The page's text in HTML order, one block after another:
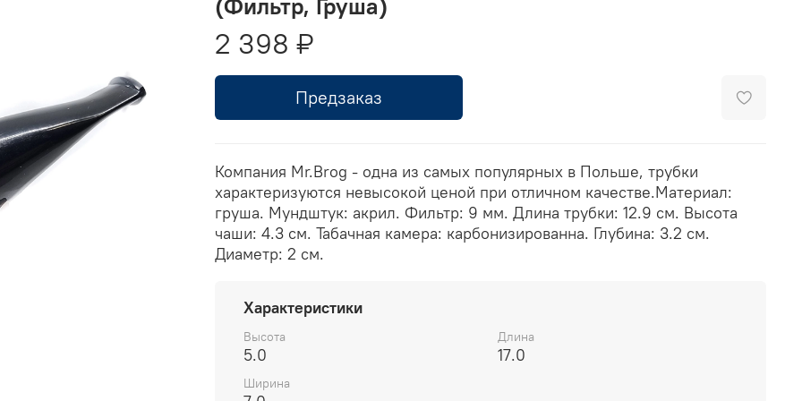
(Фильтр, Груша)
2 398 ₽
Предзаказ
Компания Mr.Brog - одна из самых популярных в Польше, трубки
характеризуются невысокой ценой при отличном качестве.Материал:
груша. Мундштук: акрил. Фильтр: 9 мм. Длина трубки: 12.9 см. Высота
чаши: 4.3 см. Табачная камера: карбонизированна. Глубина: 3.2 см.
Диаметр: 2 см.
Характеристики
Высота
5.0
Длина
17.0
Ширина